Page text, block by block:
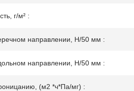
г/м² :
направлении, Н/50 мм :
направлении, Н/50 мм :
(м2 *ч*Па/мг) :